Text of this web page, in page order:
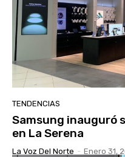
TENDENCIAS
Samsung inauguró
en La Serena
La Voz Del Norte - Enero 31,